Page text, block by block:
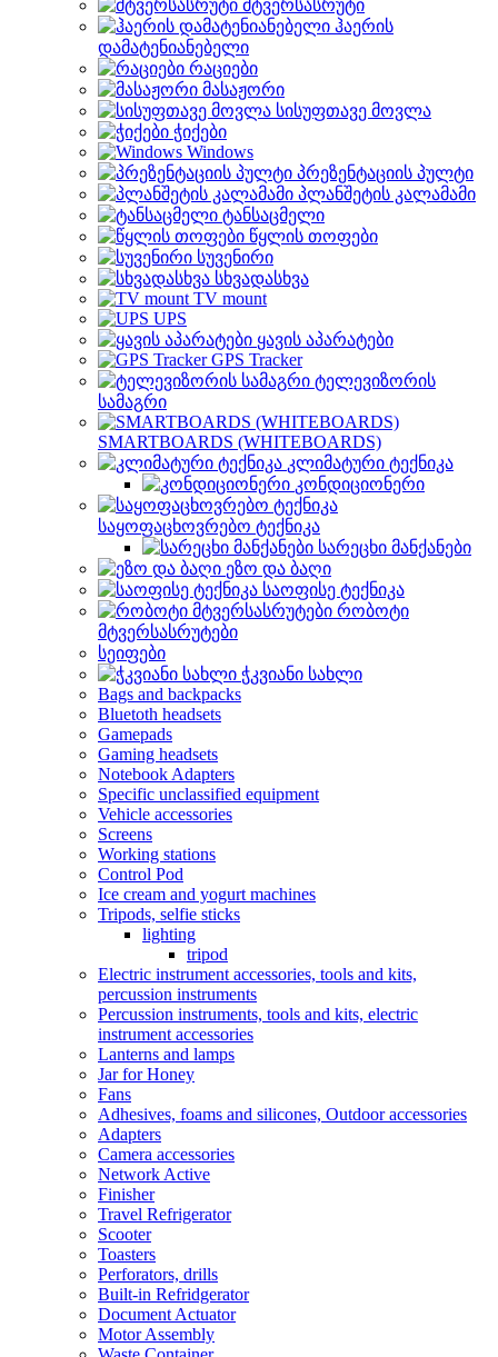
მტვერსასრუტი
ჰაერის
დამატენიანებელი
რაციები
მასაჟორი
სისუფთავე მოვლა
ჭიქები
Windows
პრეზენტაციის პულტი
პლანშეტის კალამამი
ტანსაცმელი
წყლის თოფები
სუვენირი
სხვადასხვა
TV mount
UPS
ყავის აპარატები
GPS Tracker
ტელევიზორის
სამაგრი
SMARTBOARDS (WHITEBOARDS)
კლიმატური ტექნიკა
კონდიციონერი
საყოფაცხოვრებო ტექნიკა
სარეცხი მანქანები
ეზო და ბაღი
საოფისე ტექნიკა
რობოტი
მტვერსასრუტები
სეიფები
ჭკვიანი სახლი
Bags and backpacks
Bluetoth headsets
Gamepads
Gaming headsets
Notebook Adapters
Specific unclassified equipment
Vehicle accessories
Screens
Working stations
Control Pod
Ice cream and yogurt machines
Tripods, selfie sticks
lighting
tripod
Electric instrument accessories, tools and kits,
percussion instruments
Percussion instruments, tools and kits, electric
instrument accessories
Lanterns and lamps
Jar for Honey
Fans
Adhesives, foams and silicones, Outdoor accessories
Adapters
Camera accessories
Network Active
Finisher
Travel Refrigerator
Scooter
Toasters
Perforators, drills
Built-in Refridgerator
Document Actuator
Motor Assembly